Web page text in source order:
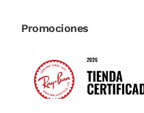
Promociones